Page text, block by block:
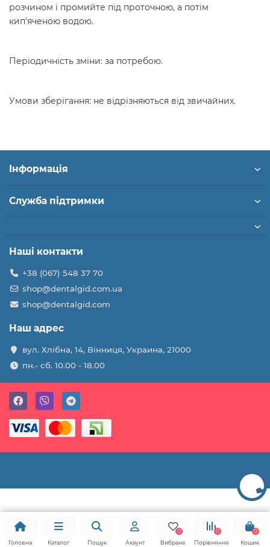
розчином і промийте під проточною, а потім
кип'яченою водою.
Періодичність зміни: за потребою.
Умови зберігання: не відрізняються від звичайних.
Інформація
Служба підтримки
Наші контакти
+38 (067) 548 37 70
shop@dentalgid.com.ua
shop@dentalgid.com
Наш адрес
вул. Хлібна, 14, Вінниця, Украина, 21000
пн.- сб. 10.00 - 18.00
Головна Каталог Пошук Акаунт
0
Вибране
0
Порівняння
0
Кошик